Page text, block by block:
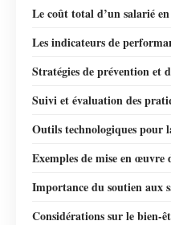
Le coût total d’un salarié
Les indicateurs de
Stratégies de prévention et
Suivi et évaluation des
Outils technologiques pour
Exemples de mise en œuvre
Importance du soutien aux
Considérations sur le bien-